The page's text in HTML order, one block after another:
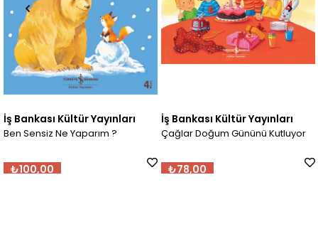
Yayınları
Yaparım ?
İş Bankası Kültür Yayınları
Çağlar Doğum Gününü Kutluyor
İş Bankası
Çağlar